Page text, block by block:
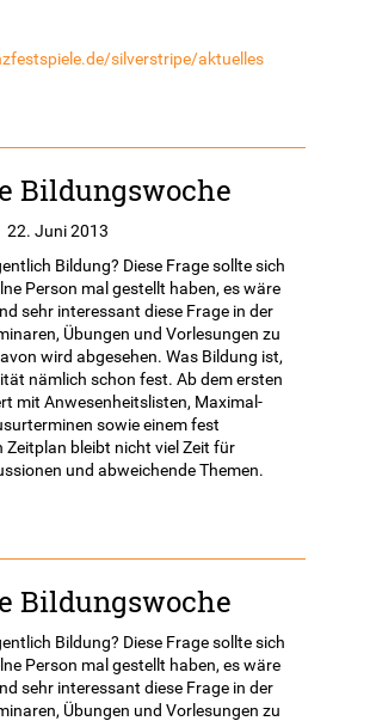
silverstripe/aktuelles
Bildungswoche
22. Juni 2013
Bildung? Diese Frage sollte sich
Person mal gestellt haben, es wäre
sehr interessant diese Frage in der
Übungen und Vorlesungen zu
wird abgesehen. Was Bildung ist,
nämlich schon fest. Ab dem ersten
mit Anwesenheitslisten, Maximal-
sowie einem fest
bleibt nicht viel Zeit für
und abweichende Themen.
Bildungswoche
Bildung? Diese Frage sollte sich
Person mal gestellt haben, es wäre
sehr interessant diese Frage in der
Übungen und Vorlesungen zu